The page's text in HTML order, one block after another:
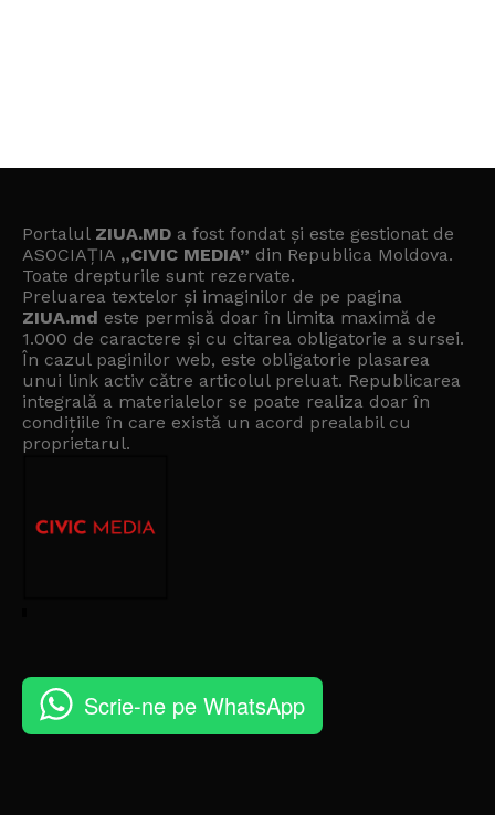
Portalul ZIUA.MD a fost fondat și este gestionat de
ASOCIAȚIA „CIVIC MEDIA” din Republica Moldova.
Toate drepturile sunt rezervate.
Preluarea textelor și imaginilor de pe pagina
ZIUA.md este permisă doar în limita maximă de
1.000 de caractere și cu citarea obligatorie a sursei.
În cazul paginilor web, este obligatorie plasarea
unui link activ către articolul preluat. Republicarea
integrală a materialelor se poate realiza doar în
condițiile în care există un acord prealabil cu
proprietarul.
Scrie-ne pe WhatsApp